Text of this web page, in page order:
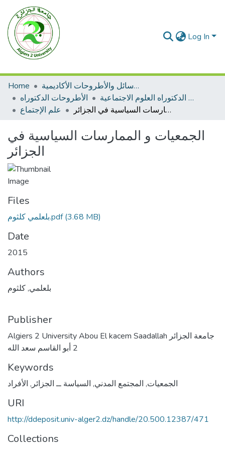
Log In
Home
الرسائل والأطروحات الأكاديمية
الأطروحات الدكتوراه
الأطروحات الدكتوراه العلوم الاجتماعية
علم الإجتماع
الجمعيات و الممارسات السياسية في الجزائر
الجمعيات و الممارسات السياسية في
الجزائر
Files
بلعلمي كلثوم.pdf(3.68 MB)
Date
2015
Authors
بلعلمي, كلثوم
Publisher
Algiers 2 University Abou El kacem Saadallah جامعة الجزائر
2 أبو القاسم سعد الله
Keywords
الجمعيات, المجتمع المدني, السياسة ــ الجزائر , الأفراد
URI
http://ddeposit.univ-alger2.dz/handle/20.500.12387/471
Collections